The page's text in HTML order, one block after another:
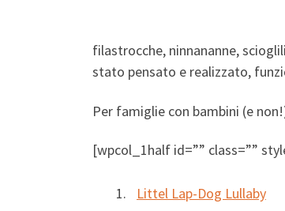
filastrocche, ninnananne,
stato pensato e realizzato,
Per famiglie con bambini (e
[wpcol_1half id=”” class=””
Littel Lap-Dog Lullaby